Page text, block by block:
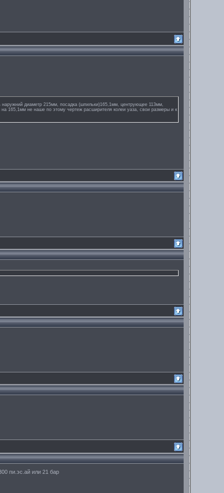
диаметр 215мм, посадка (шпильки)165,1мм, центрующее 113мм,
165,1мм не наше по этому чертеж расширителя колеи уаза, свои размеры и к
пи.эс.ай или 21 бар